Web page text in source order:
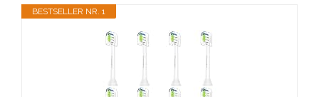
BESTSELLER NR. 1